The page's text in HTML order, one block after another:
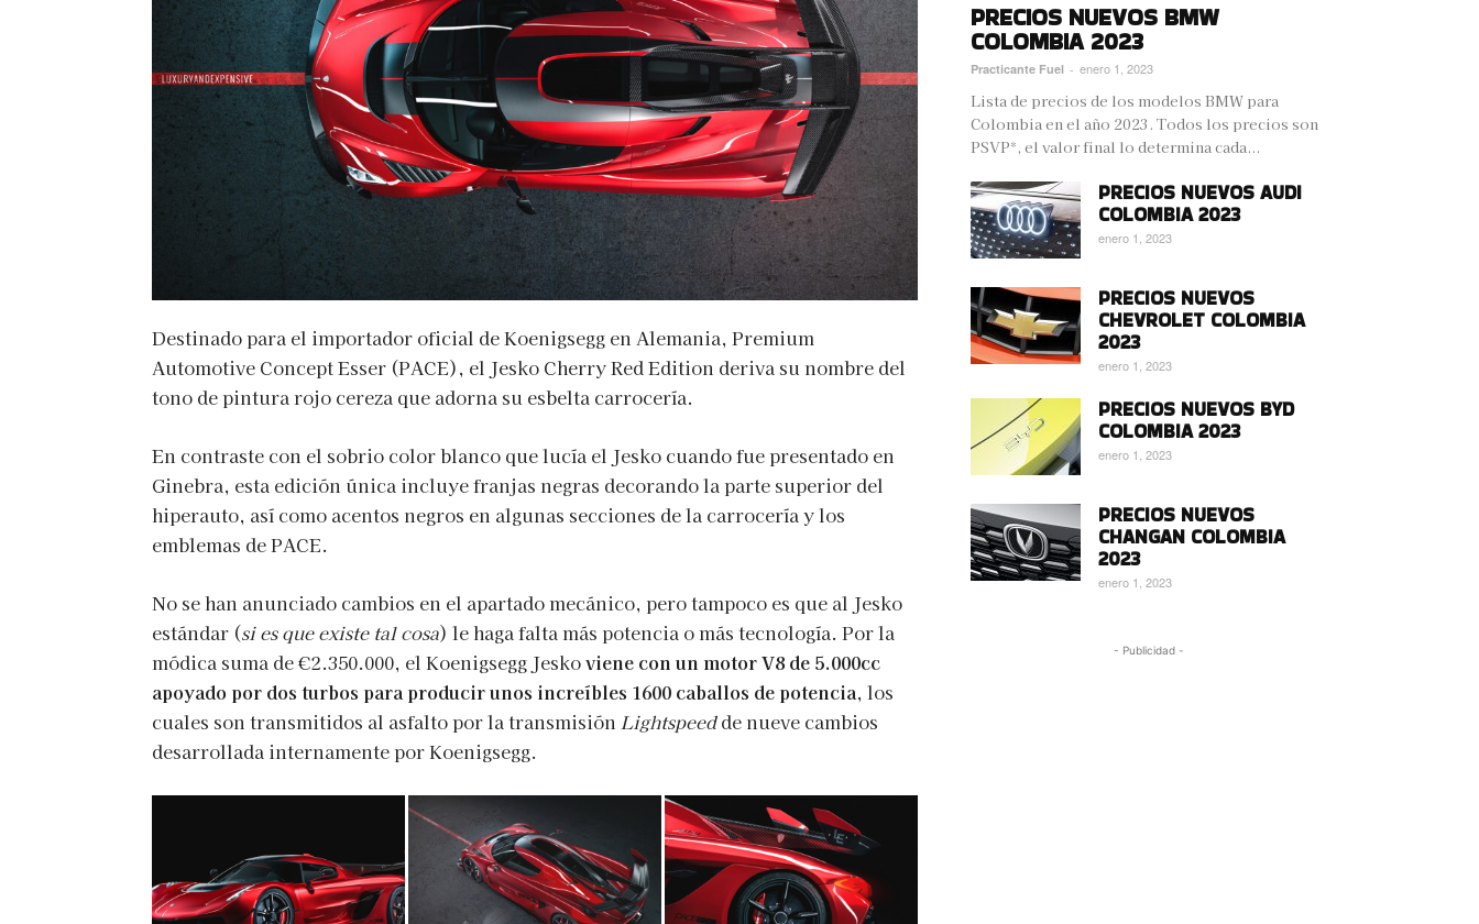
Destinado para el importador oficial de Koenigsegg en Alemania, Premium
Automotive Concept Esser (PACE), el Jesko Cherry Red Edition deriva su nombre del
tono de pintura rojo cereza que adorna su esbelta carrocería.
En contraste con el sobrio color blanco que lucía el Jesko cuando fue presentado en
Ginebra, esta edición única incluye franjas negras decorando la parte superior del
hiperauto, así como acentos negros en algunas secciones de la carrocería y los
emblemas de PACE.
No se han anunciado cambios en el apartado mecánico, pero tampoco es que al Jesko
estándar (si es que existe tal cosa) le haga falta más potencia o más tecnología. Por la
módica suma de €2.350.000, el Koenigsegg Jeskoviene con un motor V8 de 5.000cc
apoyado por dos turbos para producir unos increíbles 1600 caballos de potencia, los
cuales son transmitidos al asfalto por la transmisión Lightspeedde nueve cambios
desarrollada internamente por Koenigsegg.
PRECIOS NUEVOS BMW
COLOMBIA 2023
Practicante Fuel - enero 1, 2023
Lista de precios de los modelos BMW para
Colombia en el año 2023. Todos los precios son
PSVP*, el valor final lo determina cada...
PRECIOS NUEVOS AUDI
COLOMBIA 2023
enero 1, 2023
PRECIOS NUEVOS
CHEVROLET COLOMBIA
2023
enero 1, 2023
PRECIOS NUEVOS BYD
COLOMBIA 2023
enero 1, 2023
PRECIOS NUEVOS
CHANGAN COLOMBIA
2023
enero 1, 2023
- Publicidad -